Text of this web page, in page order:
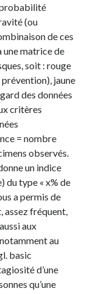
probabilité
(ou
de ces
une matrice de
soit : rouge
jaune
des données
critères
= nombre
observés.
un indice
du type « x% de
a permis de
fréquent,
aux
au
basic
d’une
qu’une